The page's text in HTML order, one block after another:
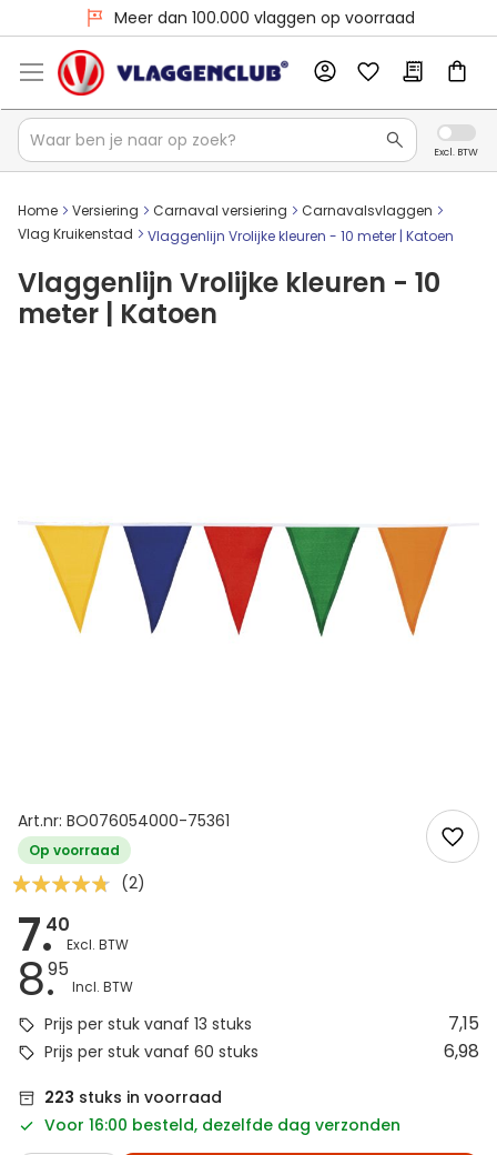
Meer dan 100.000 vlaggen op voorraad
Home Versiering Carnaval versiering
Carnavalsvlaggen
Vlag Kruikenstad
Vlaggenlijn Vrolijke kleuren - 10 meter | Katoen
Vlaggenlijn Vrolijke kleuren - 10
meter | Katoen
Art.nr: BO076054000-75361
Op voorraad
Waardering:
(2)
7.40
8.95
Prijs per stuk vanaf 13 stuks 7,15
Prijs per stuk vanaf 60 stuks 6,98
223 stuks in voorraad
Voor 16:00 besteld, dezelfde dag verzonden